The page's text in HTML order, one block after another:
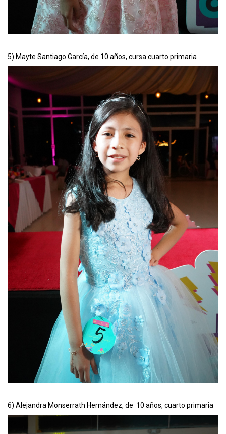
5) Mayte Santiago García, de 10 años, cursa cuarto primaria
6) Alejandra Monserrath Hernández, de 10 años, cuarto primaria